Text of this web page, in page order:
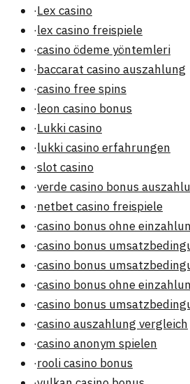
·Lex casino
·lex casino freispiele
·casino ödeme yöntemleri
·baccarat casino auszahlung
·casino free spins
·leon casino bonus
·Lukki casino
·lukki casino erfahrungen
·slot casino
·verde casino bonus
·netbet casino freispiele
·casino bonus ohne
·casino bonus
·casino bonus
·casino bonus ohne
·casino bonus
·casino auszahlung vergleich
·casino anonym spielen
·rooli casino bonus